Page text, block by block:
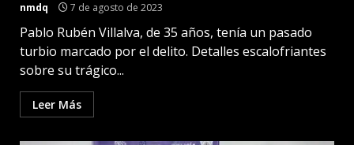
nmdq 7 de agosto de 2023
Pablo Rubén Villalva, de 35 años, tenía un pasado
turbio marcado por el delito. Detalles escalofriantes
sobre su trágico...
Leer Más